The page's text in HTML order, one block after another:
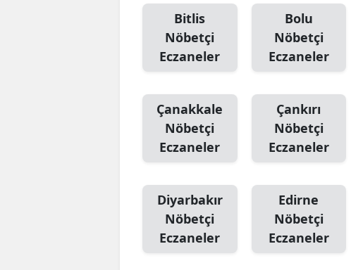
Bitlis
Nöbetçi
Eczaneler
Bolu
Nöbetçi
Eczaneler
Çanakkale
Nöbetçi
Eczaneler
Çankırı
Nöbetçi
Eczaneler
Diyarbakır
Nöbetçi
Eczaneler
Edirne
Nöbetçi
Eczaneler